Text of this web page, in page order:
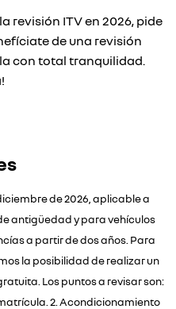
revisión ITV en 2026, pide
de una revisión
con total tranquilidad.
de 2026, aplicable a
antigüedad y para vehículos
a partir de dos años. Para
la posibilidad de realizar un
Los puntos a revisar son:
2. Acondicionamiento